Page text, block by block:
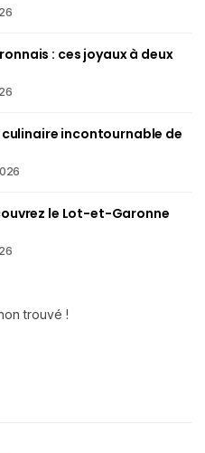
: ces joyaux à deux
incontournable de
le Lot-et-Garonne
trouvé !